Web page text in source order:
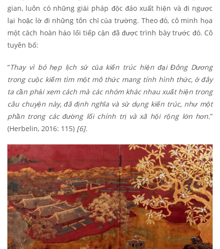
gian, luôn có những giải pháp độc đáo xuất hiện và đi ngược
lại hoặc lờ đi những tôn chỉ của trường. Theo đó, cô minh họa
một cách hoàn hảo lối tiếp cận đã được trình bày trước đó. Cô
tuyên bố:
“Thay vì bó hẹp lịch sử của kiến trúc hiện đại Đông Dương
trong cuộc kiếm tìm một mô thức mang tính hình thức, ở đây
ta cần phải xem cách mà các nhóm khác nhau xuất hiện trong
câu chuyện này, đã định nghĩa và sử dụng kiến trúc, như một
phần trong các đường lối chính trị và xã hội rộng lớn hơn.”
(Herbelin, 2016: 115) [6].